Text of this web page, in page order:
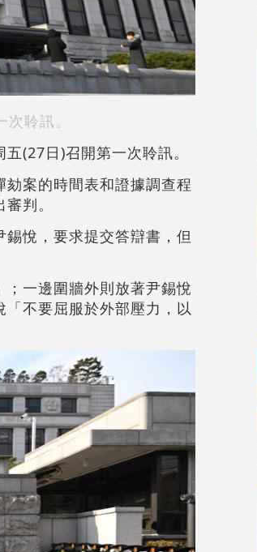
聆訊。
(27日)召開第一次聆訊。
案的時間表和證據調查程
判。
悅，要求提交答辯書，但
一邊圍牆外則放著尹錫悅
不要屈服於外部壓力，以